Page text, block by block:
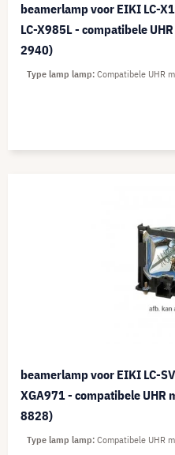
beamerlamp voor EIKI LC-
LC-X985L - compatibele
2940)
Type lamp lamp Compatibele UHR
beamerlamp voor EIKI LC-
XGA971 - compatibele
8828)
Type lamp lamp Compatibele UHR